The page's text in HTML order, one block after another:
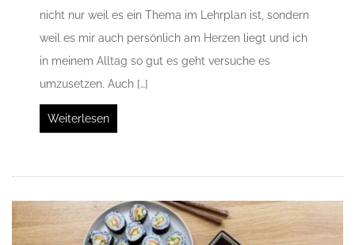
nicht nur weil es ein Thema im Lehrplan ist, sondern
weil es mir auch persönlich am Herzen liegt und ich
in meinem Alltag so gut es geht versuche es
umzusetzen. Auch […]
Weiterlesen